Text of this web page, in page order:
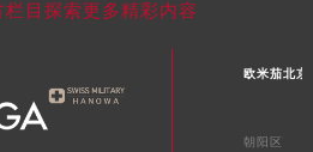
目探索更多精彩内容
欧米茄北京
朝阳区